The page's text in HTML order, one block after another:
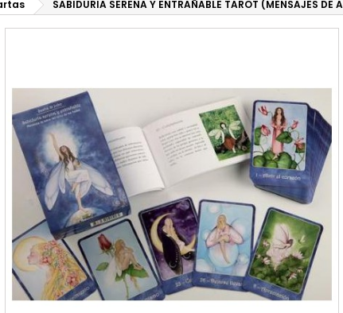
SABIDURIA SERENA Y ENTRAÑABLE TAROT (MENSAJES DE